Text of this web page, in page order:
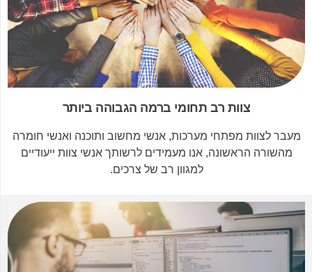
צוות רב תחומי ברמה הגבוהה ביותר
מעבר לצוות מפתחי מערכות, אנשי מחשוב ותוכנה ואנשי חומרה
מהשורה הראשונה, אנו מעמידים לרשותך אנשי צוות ייעודיים
למגוון רב של צרכים.